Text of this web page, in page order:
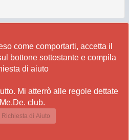
come comportarti, accetta il
bottone sottostante e compila
di aiuto
Mi atterrò alle regole dettate
club.
Richiesta di Aiuto